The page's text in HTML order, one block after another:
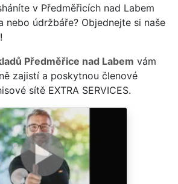
v Předměřicích nad Labem
nebo údržbáře? Objednejte si naše
!
Předměřice nad Labem vám
zajistí a poskytnou členové
sítě EXTRA SERVICES.